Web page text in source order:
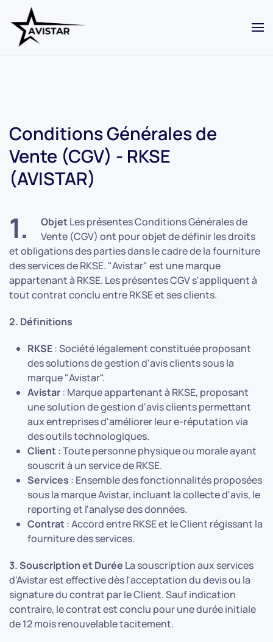
Skip to main content
Conditions Générales de
Vente (CGV) - RKSE
(AVISTAR)
1. ObjetLes présentes Conditions Générales de
Vente (CGV) ont pour objet de définir les droits
et obligations des parties dans le cadre de la fourniture
des services de RKSE. "Avistar" est une marque
appartenant à RKSE. Les présentes CGV s'appliquent à
tout contrat conclu entre RKSE et ses clients.
2. Définitions
RKSE: Société légalement constituée proposant
des solutions de gestion d'avis clients sous la
marque "Avistar".
Avistar: Marque appartenant à RKSE, proposant
une solution de gestion d'avis clients permettant
aux entreprises d'améliorer leur e-réputation via
des outils technologiques.
Client: Toute personne physique ou morale ayant
souscrit à un service de RKSE.
Services : Ensemble des fonctionnalités proposées
sous la marque Avistar, incluant la collecte d'avis, le
reporting et l'analyse des données.
Contrat: Accord entre RKSE et le Client régissant la
fourniture des services.
3. Souscription et Durée La souscription aux services
d'Avistar est effective dès l'acceptation du devis ou la
signature du contrat par le Client. Sauf indication
contraire, le contrat est conclu pour une durée initiale
de 12 mois renouvelable tacitement.